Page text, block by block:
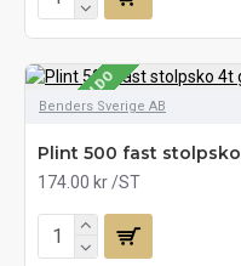
SE LAGERSALDO
Benders Sverige AB
Plint 500 fast
174.00 kr /ST